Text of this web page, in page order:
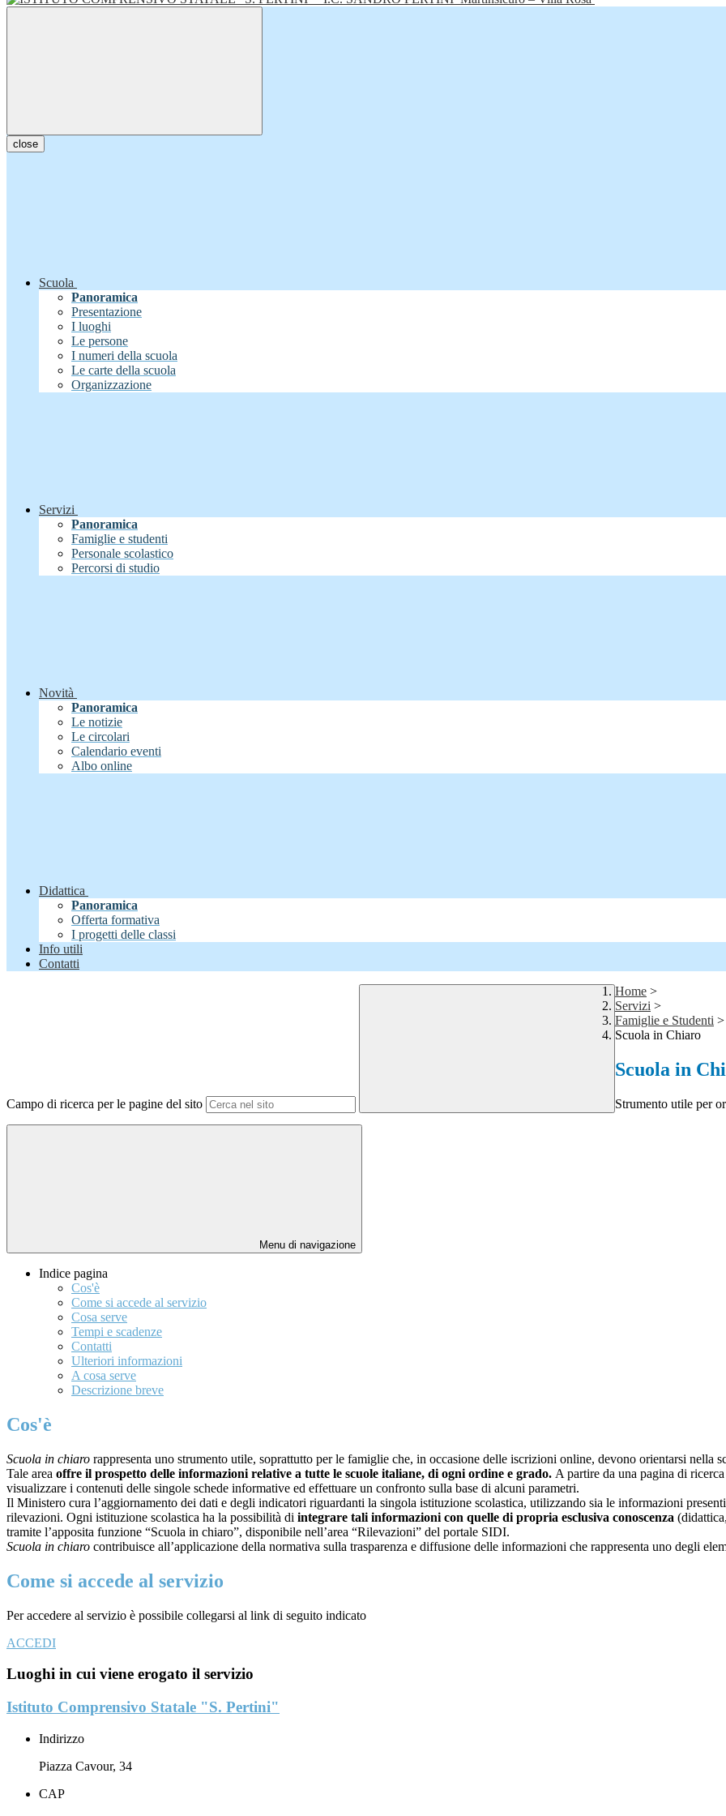
close
Scuola
Panoramica
Presentazione
I luoghi
Le persone
I numeri della scuola
Le carte della scuola
Organizzazione
Servizi
Panoramica
Famiglie e studenti
Personale scolastico
Percorsi di studio
Novità
Panoramica
Le notizie
Le circolari
Calendario eventi
Albo online
Didattica
Panoramica
Offerta formativa
I progetti delle classi
Info utili
Contatti
Campo di ricerca per le pagine del sito
Home >
Servizi >
Famiglie e Studenti >
Scuola in Chiaro
Scuola in
Strumento utile per
Menu di navigazione
Indice pagina
Cos'è
Come si accede al servizio
Cosa serve
Tempi e scadenze
Contatti
Ulteriori informazioni
A cosa serve
Descrizione breve
Cos'è
Scuola in chiaro rappresenta uno strumento utile, soprattutto per le famiglie che, in occasione delle iscrizioni online, devono orientarsi nella
Tale area offre il prospetto delle informazioni relative a tutte le scuole italiane, di ogni ordine e grado. A partire da una pagina di
visualizzare i contenuti delle singole schede informative ed effettuare un confronto sulla base di alcuni parametri.
Il Ministero cura l’aggiornamento dei dati e degli indicatori riguardanti la singola istituzione scolastica, utilizzando sia le informazioni
rilevazioni. Ogni istituzione scolastica ha la possibilità di integrare tali informazioni con quelle di propria esclusiva conoscenza
tramite l’apposita funzione “Scuola in chiaro”, disponibile nell’area “Rilevazioni” del portale SIDI.
Scuola in chiaro contribuisce all’applicazione della normativa sulla trasparenza e diffusione delle informazioni che rappresenta uno degli
Come si accede al servizio
Per accedere al servizio è possibile collegarsi al link di seguito indicato
ACCEDI
Luoghi in cui viene erogato il servizio
Istituto Comprensivo Statale "S. Pertini"
Indirizzo
Piazza Cavour, 34
CAP